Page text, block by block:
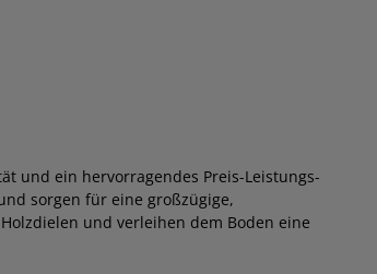
und ein hervorragendes Preis-Leistungs-
sorgen für eine großzügige,
und verleihen dem Boden eine